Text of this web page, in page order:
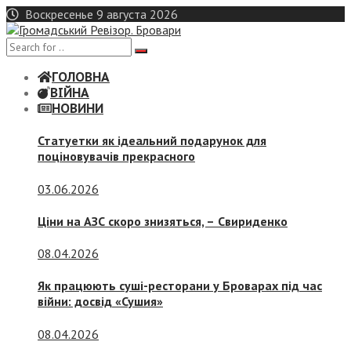
Skip
to
content
Воскресенье 9 августа 2026
ГОЛОВНА
ВІЙНА
НОВИНИ
Статуетки як ідеальний подарунок для
поціновувачів прекрасного
03.06.2026
Ціни на АЗС скоро знизяться, – Свириденко
08.04.2026
Як працюють суші-ресторани у Броварах під час
війни: досвід «Сушия»
08.04.2026